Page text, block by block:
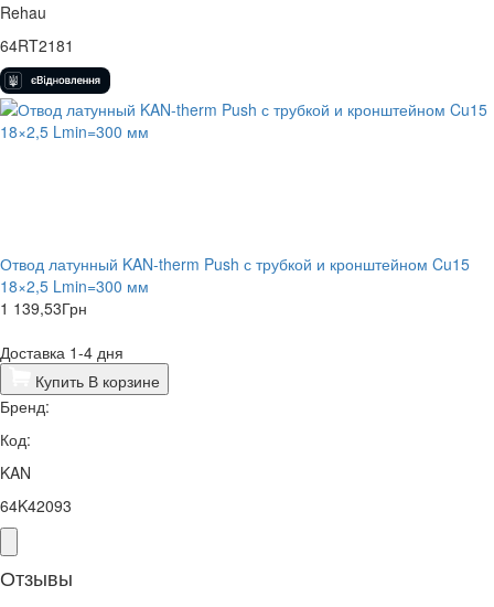
Rehau
64RT2181
Отвод латунный KAN-therm Push с трубкой и кронштейном Cu15
18×2,5 Lmin=300 мм
1 139,53Грн
Доставка 1-4 дня
Купить В корзине
Бренд:
Код:
KAN
64K42093
Отзывы